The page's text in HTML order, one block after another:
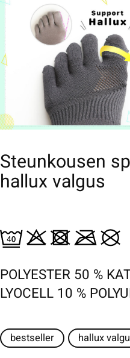
Steunkousen
hallux valgus
POLYESTER 50 %
LYOCELL 10 %
bestseller hallux